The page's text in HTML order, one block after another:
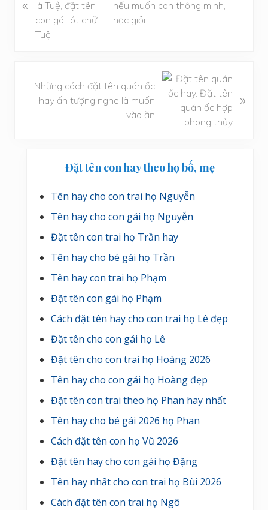
i
«
nếu muốn con thông minh,
học giỏi
Những cách đặt tên quán ốc
hay ấn tượng nghe là muốn
vào ăn
»
SidebarĐặt tên con hay theo họ bố, mẹ
Tên hay cho con trai họ Nguyễn
Tên hay cho con gái họ Nguyễn
Đặt tên con trai họ Trần hay
Tên hay cho bé gái họ Trần
Tên hay con trai họ Phạm
Đặt tên con gái họ Phạm
Cách đặt tên hay cho con trai họ Lê đẹp
Đặt tên cho con gái họ Lê
Đặt tên cho con trai họ Hoàng 2026
Tên hay cho con gái họ Hoàng đẹp
Đặt tên con trai theo họ Phan hay nhất
Tên hay cho bé gái 2026 họ Phan
Cách đặt tên con họ Vũ 2026
Đặt tên hay cho con gái họ Đặng
Tên hay nhất cho con trai họ Bùi 2026
Cách đặt tên con trai họ Ngô